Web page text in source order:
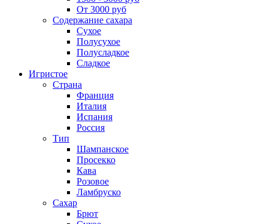
От 3000 руб
Содержание сахара
Сухое
Полусухое
Полусладкое
Сладкое
Игристое
Страна
Франция
Италия
Испания
Россия
Тип
Шампанское
Просекко
Кава
Розовое
Ламбруско
Сахар
Брют